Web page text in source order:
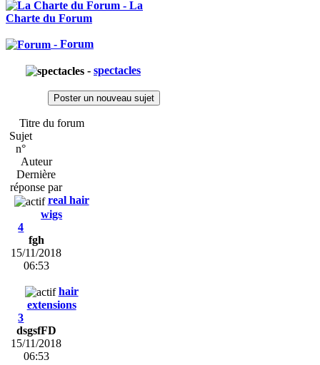
- La
Charte du Forum
- Forum
- spectacles
Poster un nouveau sujet
Titre du forum
Sujet
n°
Auteur
Dernière
réponse par
real hair
wigs
4
fgh
15/11/2018
06:53
hair
extensions
3
dsgsfFD
15/11/2018
06:53